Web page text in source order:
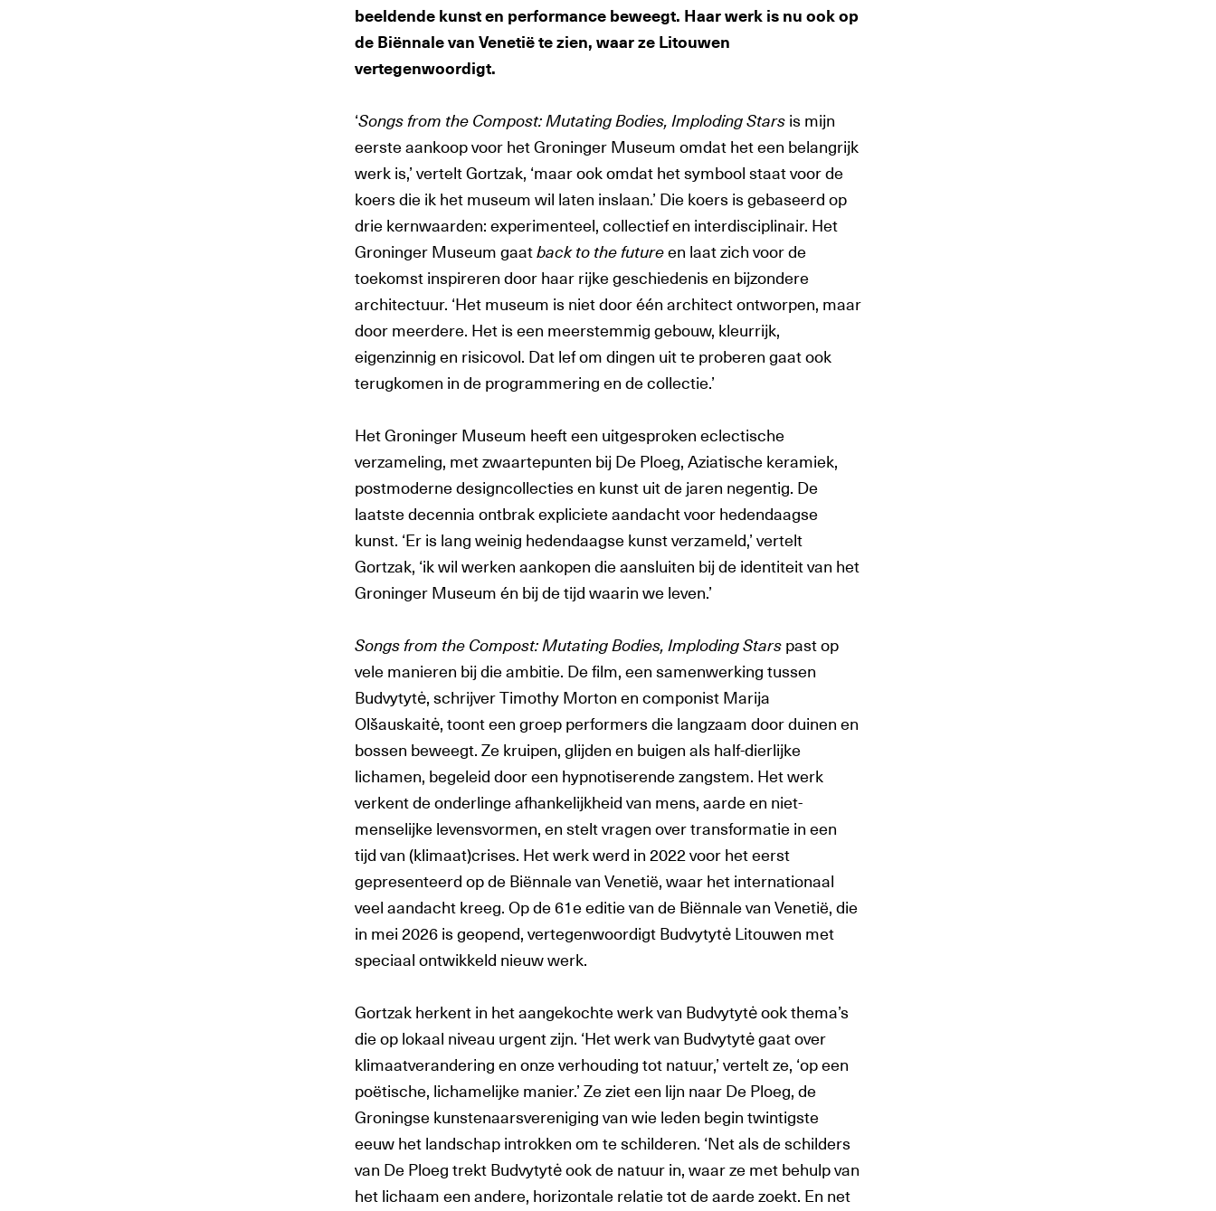
beeldende kunst en performance beweegt. Haar werk is nu ook op
de Biënnale van Venetië te zien, waar ze Litouwen
vertegenwoordigt.
‘Songs from the Compost: Mutating Bodies, Imploding Stars is mijn
eerste aankoop voor het Groninger Museum omdat het een belangrijk
werk is,’ vertelt Gortzak, ‘maar ook omdat het symbool staat voor de
koers die ik het museum wil laten inslaan.’ Die koers is gebaseerd op
drie kernwaarden: experimenteel, collectief en interdisciplinair. Het
Groninger Museum gaatback to the futureen laat zich voor de
toekomst inspireren door haar rijke geschiedenis en bijzondere
architectuur. ‘Het museum is niet door één architect ontworpen, maar
door meerdere. Het is een meerstemmig gebouw, kleurrijk,
eigenzinnig en risicovol. Dat lef om dingen uit te proberen gaat ook
terugkomen in de programmering en de collectie.’
Het Groninger Museum heeft een uitgesproken eclectische
verzameling, met zwaartepunten bij De Ploeg, Aziatische keramiek,
postmoderne designcollecties en kunst uit de jaren negentig. De
laatste decennia ontbrak expliciete aandacht voor hedendaagse
kunst. ‘Er is lang weinig hedendaagse kunst verzameld,’ vertelt
Gortzak, ‘ik wil werken aankopen die aansluiten bij de identiteit van het
Groninger Museum én bij de tijd waarin we leven.’
Songs from the Compost: Mutating Bodies, Imploding Stars past op
vele manieren bij die ambitie. De film, een samenwerking tussen
Budvytytė, schrijver Timothy Morton en componist Marija
Olšauskaitė, toont een groep performers die langzaam door duinen en
bossen beweegt. Ze kruipen, glijden en buigen als half-dierlijke
lichamen, begeleid door een hypnotiserende zangstem. Het werk
verkent de onderlinge afhankelijkheid van mens, aarde en niet-
menselijke levensvormen, en stelt vragen over transformatie in een
tijd van (klimaat)crises. Het werk werd in 2022 voor het eerst
gepresenteerd op de Biënnale van Venetië, waar het internationaal
veel aandacht kreeg. Op de 61e editie van de Biënnale van Venetië, die
in mei 2026 is geopend, vertegenwoordigt Budvytytė Litouwen met
speciaal ontwikkeld nieuw werk.
Gortzak herkent in het aangekochte werk van Budvytytė ook thema’s
die op lokaal niveau urgent zijn. ‘Het werk van Budvytytė gaat over
klimaatverandering en onze verhouding tot natuur,’ vertelt ze, ‘op een
poëtische, lichamelijke manier.’ Ze ziet een lijn naar De Ploeg, de
Groningse kunstenaarsvereniging van wie leden begin twintigste
eeuw het landschap introkken om te schilderen. ‘Net als de schilders
van De Ploeg trekt Budvytytė ook de natuur in, waar ze met behulp van
het lichaam een andere, horizontale relatie tot de aarde zoekt. En net